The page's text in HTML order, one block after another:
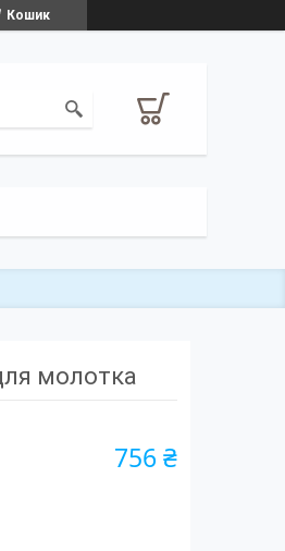
Кошик
молотка
756 ₴